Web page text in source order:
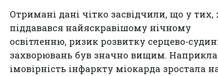
Отримані дані чітко засвідчили, що у тих,
піддавався найяскравішому нічному
освітленню, ризик розвитку серцево-
захворювань був значно вищим.
імовірність інфаркту міокарда зростала